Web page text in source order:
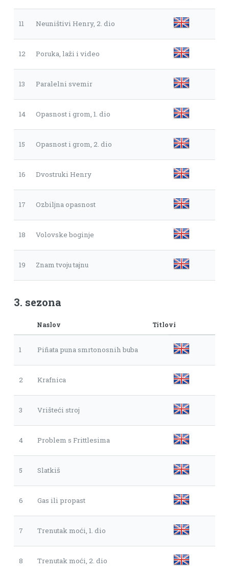
11 Neuništivi Henry, 2. dio
12 Poruka, laži i video
13 Paralelni svemir
14 Opasnost i grom, 1. dio
15 Opasnost i grom, 2. dio
16 Dvostruki Henry
17 Ozbiljna opasnost
18 Volovske boginje
19 Znam tvoju tajnu
3. sezona
Naslov Titlovi
1 Piñata puna smrtonosnih buba
2 Krafnica
3 Vrišteći stroj
4 Problem s Frittlesima
5 Slatkiš
6 Gas ili propast
7 Trenutak moći, 1. dio
8 Trenutak moći, 2. dio